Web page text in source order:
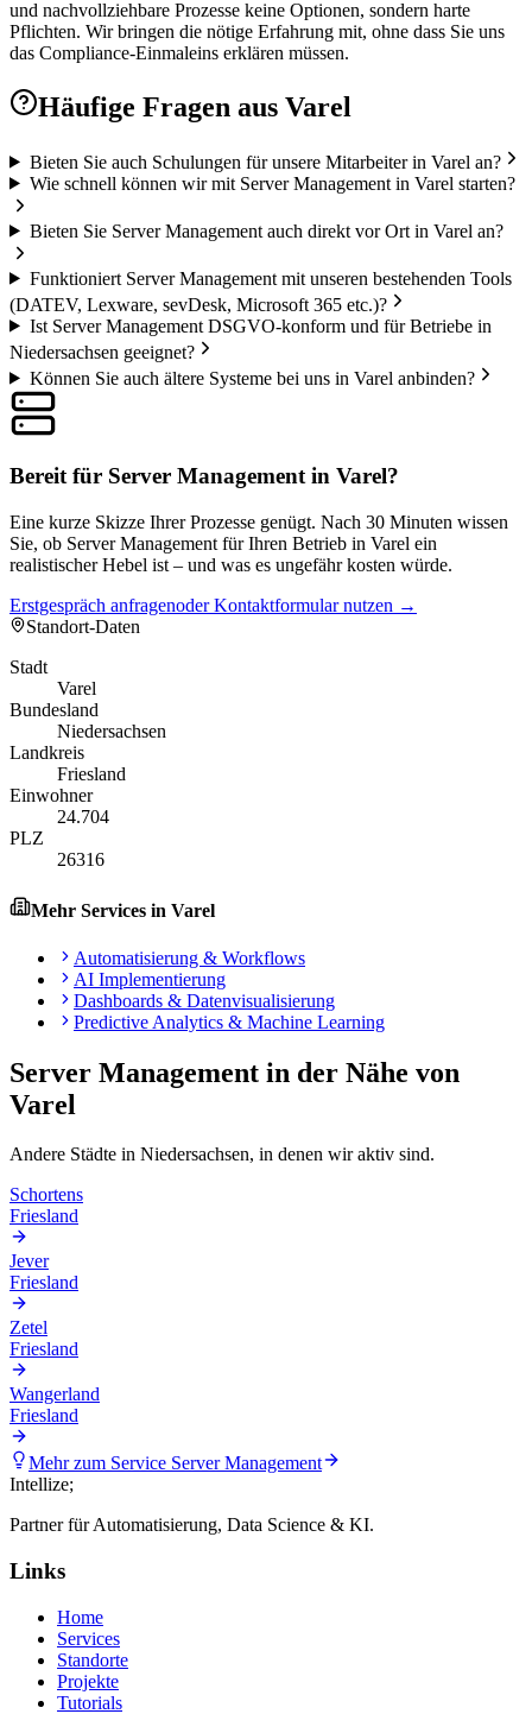
und nachvollziehbare Prozesse keine Optionen, sondern harte
Pflichten. Wir bringen die nötige Erfahrung mit, ohne dass Sie uns
das Compliance-Einmaleins erklären müssen.
Häufige Fragen aus Varel
Bieten Sie auch Schulungen für unsere Mitarbeiter in Varel an?
Wie schnell können wir mit Server Management in Varel starten?
Bieten Sie Server Management auch direkt vor Ort in Varel an?
Funktioniert Server Management mit unseren bestehenden Tools
(DATEV, Lexware, sevDesk, Microsoft 365 etc.)?
Ist Server Management DSGVO-konform und für Betriebe in
Niedersachsen geeignet?
Können Sie auch ältere Systeme bei uns in Varel anbinden?
Bereit für Server Management in Varel?
Eine kurze Skizze Ihrer Prozesse genügt. Nach 30 Minuten wissen
Sie, ob Server Management für Ihren Betrieb in Varel ein
realistischer Hebel ist – und was es ungefähr kosten würde.
Erstgespräch anfragenoder Kontaktformular nutzen →
Standort-Daten
Stadt
Varel
Bundesland
Niedersachsen
Landkreis
Friesland
Einwohner
24.704
PLZ
26316
Mehr Services in Varel
Automatisierung & Workflows
AI Implementierung
Dashboards & Datenvisualisierung
Predictive Analytics & Machine Learning
Server Management in der Nähe von
Varel
Andere Städte in Niedersachsen, in denen wir aktiv sind.
Schortens
Friesland
Jever
Friesland
Zetel
Friesland
Wangerland
Friesland
Mehr zum Service Server Management
Intellize;
Partner für Automatisierung, Data Science & KI.
Links
Home
Services
Standorte
Projekte
Tutorials